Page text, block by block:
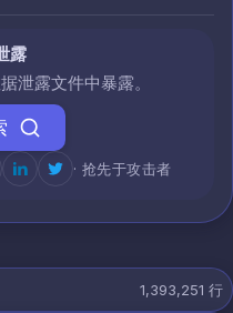
露
泄露文件中暴露。
· 抢先于攻击者
1,393,251 行